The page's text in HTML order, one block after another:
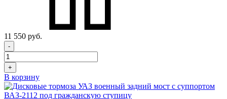
11 550 руб.
-
+
В корзину